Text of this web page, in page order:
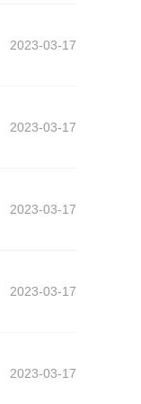
2023-03-17
2023-03-17
2023-03-17
2023-03-17
2023-03-17